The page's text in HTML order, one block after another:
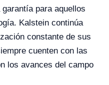
para aquellos
Kalstein continúa
constante de sus
cuenten con las
los avances del campo